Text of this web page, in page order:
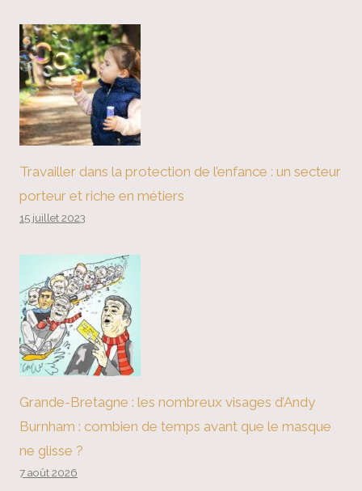
Travailler dans la protection de l’enfance : un secteur
porteur et riche en métiers
15 juillet 2023
Grande-Bretagne : les nombreux visages d’Andy
Burnham : combien de temps avant que le masque
ne glisse ?
7 août 2026